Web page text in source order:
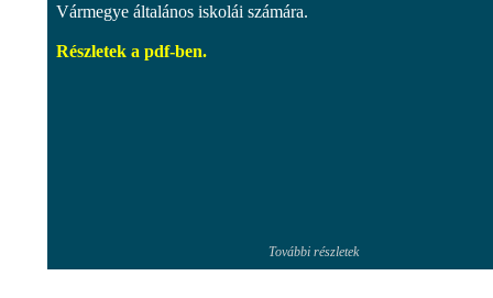
Vármegye általános iskolái számára.
Részletek a pdf-ben.
További részletek